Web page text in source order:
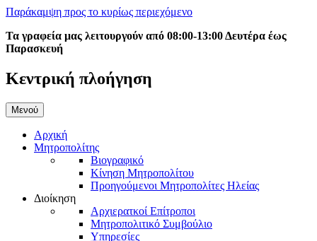
Παράκαμψη προς το κυρίως περιεχόμενο
Τα γραφεία μας λειτουργούν από 08:00-13:00 Δευτέρα έως
Παρασκευή
Κεντρική πλοήγηση
Μενού
Αρχική
Μητροπολίτης
Βιογραφικό
Κίνηση Μητροπολίτου
Προηγούμενοι Μητροπολίτες Ηλείας
Διοίκηση
Αρχιερατκοί Επίτροποι
Μητροπολιτικό Συμβούλιο
Υπηρεσίες